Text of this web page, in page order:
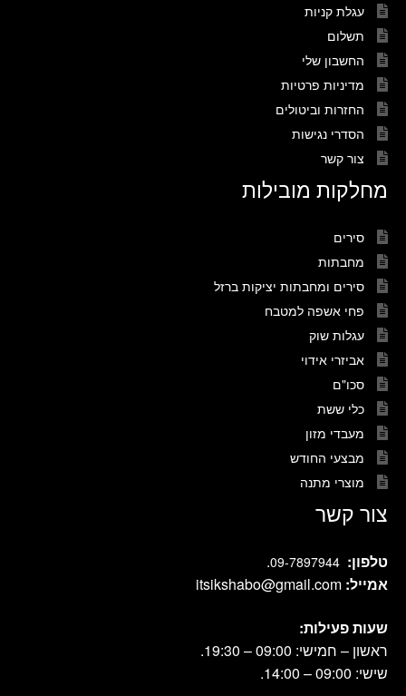
עגלת קניות
תשלום
החשבון שלי
מדיניות פרטיות
החזרות וביטולים
הסדרי נגישות
צור קשר
מחלקות מובילות
סירים
מחבתות
סירים ומחבתות יציקות ברזל
פחי אשפה למטבח
עגלות שוק
אביזרי אידוי
סכו"ם
כלי ששת
מעבדי מזון
מבצעי החודש
מוצרי מתנה
צור קשר
טלפון: 09-7897944
.
אמייל: itsikshabo@gmail.com
שעות פעילות:
ראשון – חמישי: 09:00 – 19:30.
שישי: 09:00 – 14:00.